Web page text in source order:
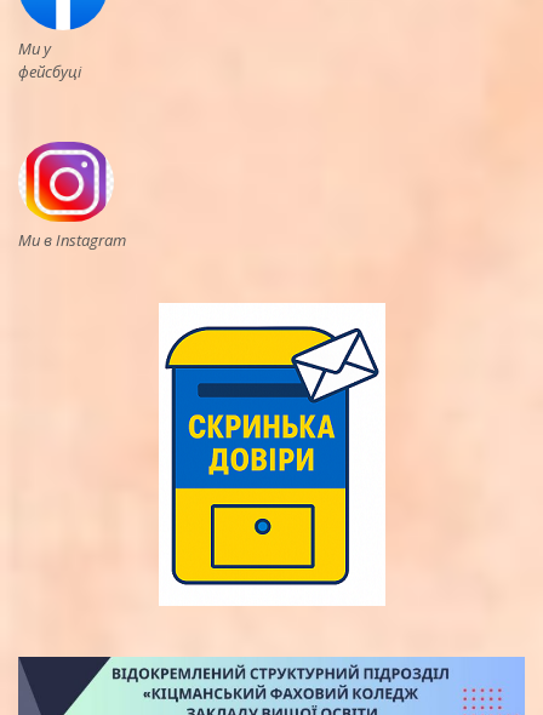
Ми у
фейсбуці
Ми в Instagram